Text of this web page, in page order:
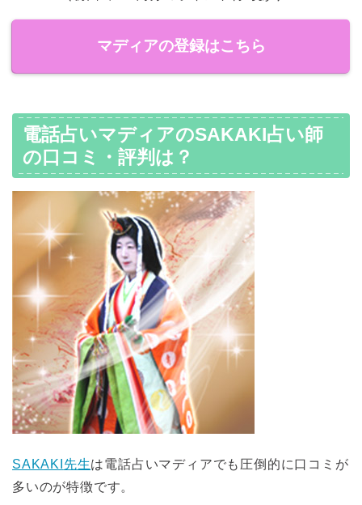
マディアの登録はこちら
電話占いマディアのSAKAKI占い師
の口コミ・評判は？
SAKAKI 先生は電話占いマディアでも圧倒的に口コミが
多いのが特徴です。